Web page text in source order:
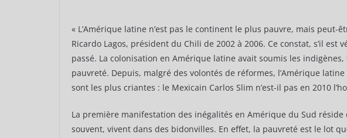
« L’Amérique latine n’est pas le continent le plus pauvre, mais
Ricardo Lagos, président du Chili de 2002 à 2006. Ce constat, s’il est
passé. La colonisation en Amérique latine avait soumis les
pauvreté. Depuis, malgré des volontés de réformes, l’Amérique
sont les plus criantes : le Mexicain Carlos Slim n’est-il pas en 2010
La première manifestation des inégalités en Amérique du Sud
souvent, vivent dans des bidonvilles. En effet, la pauvreté est le lot